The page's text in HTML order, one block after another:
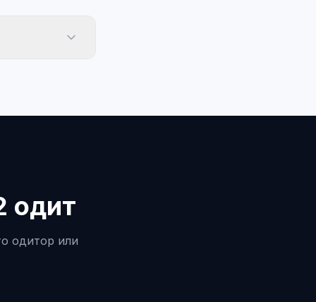
одит
одитор или